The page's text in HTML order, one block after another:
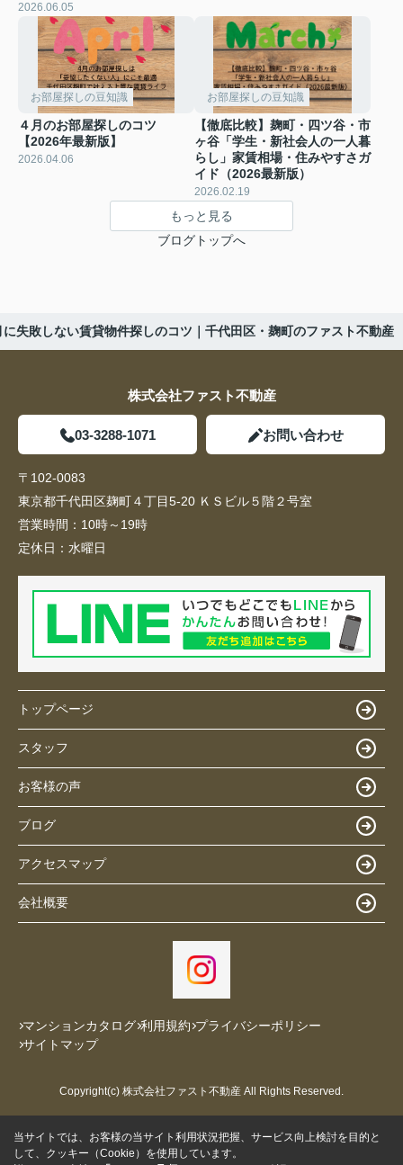
2026.06.05
お部屋探しの豆知識
４月のお部屋探しのコツ
【2026年最新版】
2026.04.06
お部屋探しの豆知識
【徹底比較】麹町・四ツ谷・市
ヶ谷「学生・新社会人の一人暮
らし」家賃相場・住みやすさガ
イド（2026最新版）
2026.02.19
もっと見る
ブログトップへ
失敗しない賃貸物件探しのコツ｜千代田区・麹町のファスト不動産
株式会社ファスト不動産
03-3288-1071 お問い合わせ
〒102-0083
東京都千代田区麹町４丁目5-20 ＫＳビル５階２号室
営業時間： 10時～19時
定休日： 水曜日
トップページ
スタッフ
お客様の声
ブログ
アクセスマップ
会社概要
マンションカタログ 利用規約 プライバシーポリシー
サイトマップ
Copyright(c) 株式会社ファスト不動産 All Rights Reserved.
当サイトでは、お客様の当サイト利用状況把握、サービス向上検討を目的と
して、クッキー（Cookie）を使用しています。